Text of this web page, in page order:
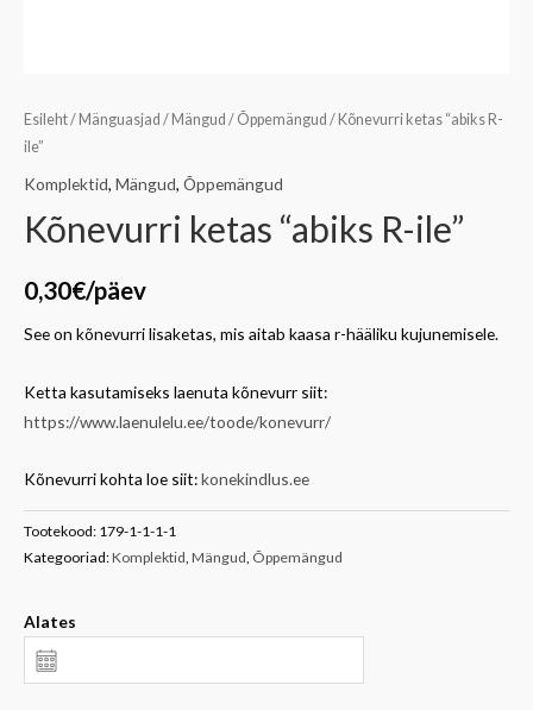
Esileht/ Mänguasjad / Mängud / Õppemängud / Kõnevurri ketas “abiks R-
ile”
Komplektid, Mängud, Õppemängud
Kõnevurri ketas “abiks R-ile”
0,30€/päev
See on kõnevurri lisaketas, mis aitab kaasa r-hääliku kujunemisele.
Ketta kasutamiseks laenuta kõnevurr siit:
https://www.laenulelu.ee/toode/konevurr/
Kõnevurri kohta loe siit:konekindlus.ee
Tootekood: 179-1-1-1-1
Kategooriad:Komplektid, Mängud, Õppemängud
Alates